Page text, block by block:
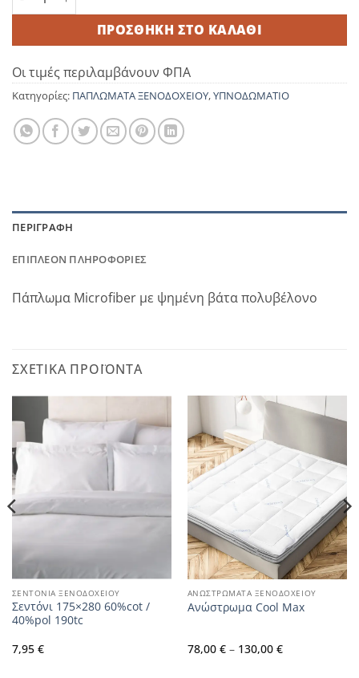
ΠΡΟΣΘΉΚΗ ΣΤΟ ΚΑΛΆΘΙ
Οι τιμές περιλαμβάνουν ΦΠΑ
Κατηγορίες: ΠΑΠΛΩΜΑΤΑ ΞΕΝΟΔΟΧΕΙΟΥ,ΥΠΝΟΔΩΜΑΤΙΟ
ΠΕΡΙΓΡΑΦΉ
ΕΠΙΠΛΈΟΝ ΠΛΗΡΟΦΟΡΊΕΣ
Πάπλωμα Microfiber με ψημένη βάτα πολυβέλονο
ΣΧΕΤΙΚΆ ΠΡΟΪΌΝΤΑ
ΣΕΝΤΟΝΙΑ ΞΕΝΟΔΟΧΕΙΟΥ
Σεντόνι 175×280 60%cot /
40%pol 190tc
7,95 €
ΑΝΩΣΤΡΩΜΑΤΑ ΞΕΝΟΔΟΧΕΙΟΥ
Ανώστρωμα Cool Max
78,00 € – 130,00 €Price
range: